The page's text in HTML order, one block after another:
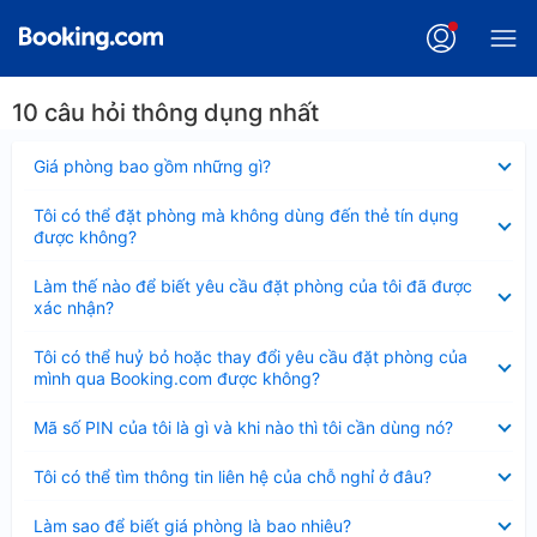
10 câu hỏi thông dụng nhất
Giá phòng bao gồm những gì?
thu
Tôi có thể đặt phòng mà không dùng đến thẻ tín dụng
được không?
thu
gọn
Làm thế nào để biết yêu cầu đặt phòng của tôi đã được
xác nhận?
thu
gọn
Tôi có thể huỷ bỏ hoặc thay đổi yêu cầu đặt phòng của
mình qua Booking.com được không?
thu
gọn
Mã số PIN của tôi là gì và khi nào thì tôi cần dùng nó?
thu
Tôi có thể tìm thông tin liên hệ của chỗ nghỉ ở đâu?
thu
Làm sao để biết giá phòng là bao nhiêu?
thu